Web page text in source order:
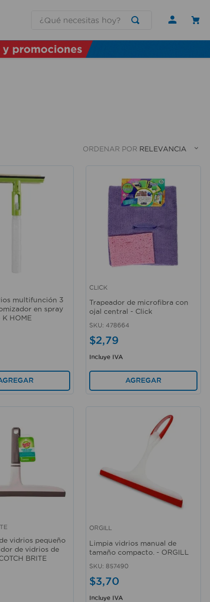
ORDENAR POR RELEVANCIA
multifunción 3
en spray
HOME
Vista rápida
CLICK
Trapeador de microfibra con
ojal central - Click
SKU: 478664
$2,79
Incluye IVA
AGREGAR
vidrios pequeño
de vidrios de
BRITE
Vista rápida
ORGILL
Limpia vidrios manual de
tamaño compacto. - ORGILL
SKU: 857490
$3,70
Incluye IVA